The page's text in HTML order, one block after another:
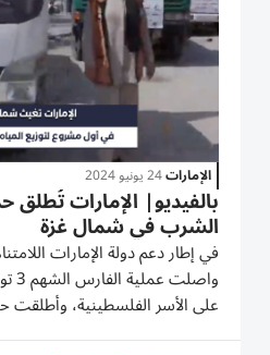
الإمارات24 يونيو 2024
بالفيديو| الإمارات تُطلق
الشرب في شمال غزة
في إطار دعم دولة الإمارات
على الأسر الفلسطينية، وأطلقت
قطاع غزة بتوزيع المياه الصالحة